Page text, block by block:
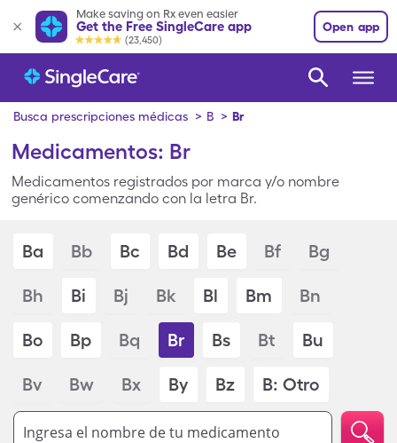
Make saving on Rx even easier
Get the Free SingleCare app
(23,450)
Open app
Busca prescripciones médicas > B > Br
Medicamentos: Br
Medicamentos registrados por marca y/o nombre
genérico comenzando con la letra Br.
Ba Bb Bc Bd Be Bf Bg
Bh Bi Bj Bk Bl Bm Bn
Bo Bp Bq Br Bs Bt Bu
Bv Bw Bx By Bz B: Otro
Ingresa el nombre de tu medicamento